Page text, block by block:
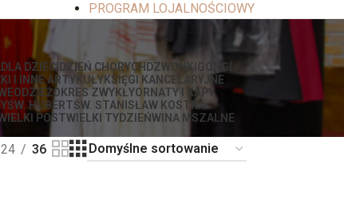
PROGRAM LOJALNOŚCIOWY
DLA DZIECI DZIEŃ CHORYCH DZWONKI GONGI
I INNE ARTYKUŁYKSIĘGI KANCELARYJNE
ODZIEŻOKRES ZWYKŁYORNATY I KAPY
ŚW. HUBERTŚW. STANISŁAW KOSTKA
POSTWIELKI TYDZIEŃWINA MSZALNE
24 36